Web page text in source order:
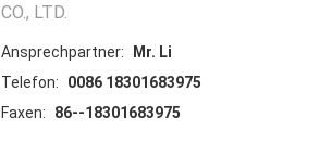
CO., LTD.
Ansprechpartner:
Mr. Li
Telefon:
0086 18301683975
Faxen:
86--18301683975